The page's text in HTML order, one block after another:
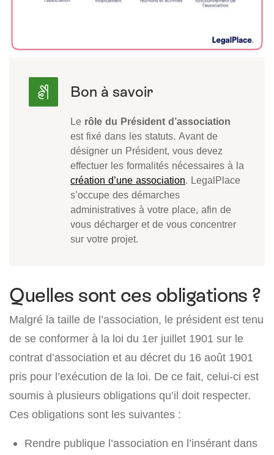
Le rôle du Président d’association
est fixé dans les statuts. Avant de
désigner un Président, vous devez
effectuer les formalités nécessaires à la
création d’une association. LegalPlace
s’occupe des démarches
administratives à votre place, afin de
vous décharger et de vous concentrer
sur votre projet.
Quelles sont ces obligations ?
Malgré la taille de l’association, le président est tenu
de se conformer à la loi du 1er juillet 1901 sur le
contrat d’association et au décret du 16 août 1901
pris pour l’exécution de la loi. De ce fait, celui-ci est
soumis à plusieurs obligations qu’il doit respecter.
Ces obligations sont les suivantes :
Rendre publique l’association en l’insérant dans